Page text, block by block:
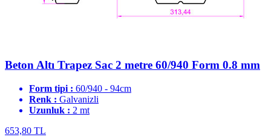
Beton Altı Trapez Sac 2 metre 60/940 Form 0.8 mm
Form tipi : 60/940 - 94cm
Renk : Galvanizli
Uzunluk : 2 mt
653,80 TL